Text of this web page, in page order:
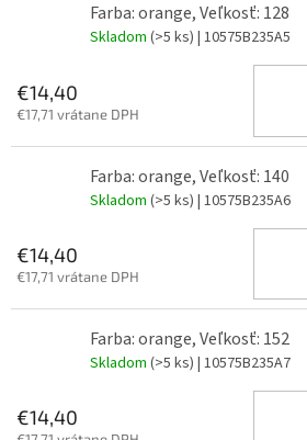
Farba: orange, Veľkosť: 128
Skladom (>5 ks) | 10575B235A5
€14,40
€17,71 vrátane DPH
Farba: orange, Veľkosť: 140
Skladom (>5 ks) | 10575B235A6
€14,40
€17,71 vrátane DPH
Farba: orange, Veľkosť: 152
Skladom (>5 ks) | 10575B235A7
€14,40